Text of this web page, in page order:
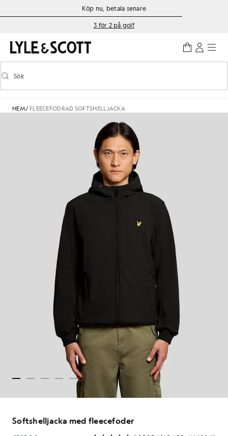
Gå direkt till huvudinnehållet
Information om tillgänglighetKöp nu, betala senare
3 för 2 på golf
Aktivera/inaktivera prediktiv sökning
Sök
HEM/ FLEECEFODRAD SOFTSHELLJACKA
Softshelljacka med fleecefoder